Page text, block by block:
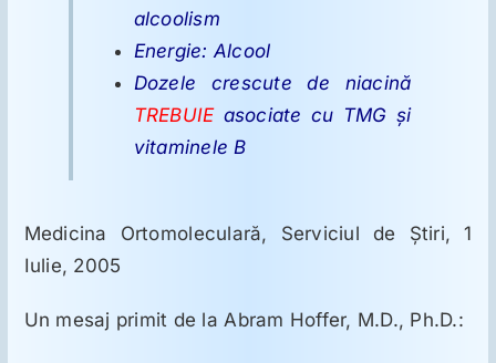
Toxicologie
Antipsihiatrie
alcoolism
Energie: Alcool
Dozele crescute de niacină
TREBUIEasociate cu TMG şi
vitaminele B
Medicina Ortomoleculară, Serviciul de Știri, 1
Iulie, 2005
Un mesaj primit de la Abram Hoffer, M.D., Ph.D.: